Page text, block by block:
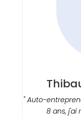
" Auto-
8 ans, j'ai